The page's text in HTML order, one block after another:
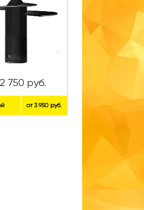
750 руб.
от 3 950 руб.